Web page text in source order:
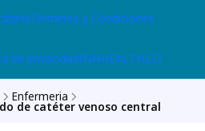
Términos y Condiciones
de privacidadINNHEALTH.CO
Enfermeria
de catéter venoso central